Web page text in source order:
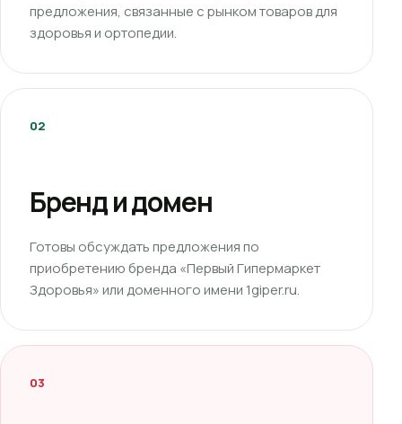
предложения, связанные с рынком товаров для
здоровья и ортопедии.
02
Бренд и домен
Готовы обсуждать предложения по
приобретению бренда «Первый Гипермаркет
Здоровья» или доменного имени 1giper.ru.
03